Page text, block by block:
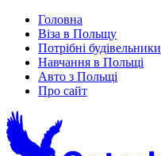
Головна
Віза в Польщу
Потрібні будівельники
Навчання в Польщі
Авто з Польщі
Про сайт